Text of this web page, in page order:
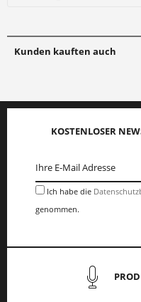
Kunden kauften auch
KOSTENLOSER
Ich habe die
genommen.